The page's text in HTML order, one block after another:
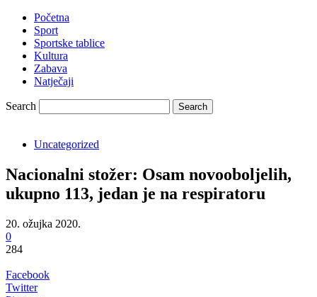
Početna
Sport
Sportske tablice
Kultura
Zabava
Natječaji
Search
Uncategorized
Nacionalni stožer: Osam novooboljelih,
ukupno 113, jedan je na respiratoru
20. ožujka 2020.
0
284
Facebook
Twitter